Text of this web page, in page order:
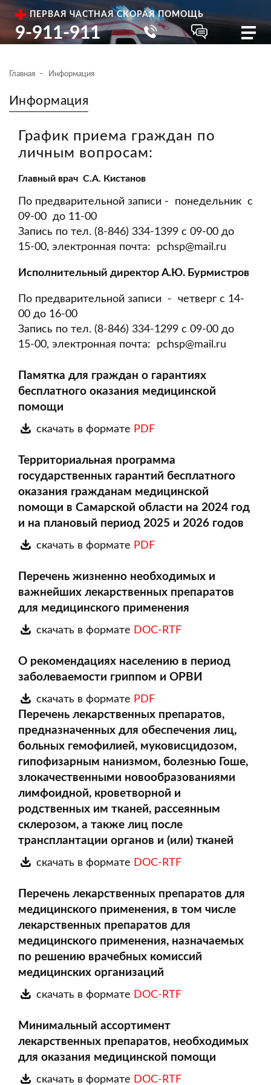
9-911-911
ПЕРВАЯ ЧАСТНАЯ СКОРАЯ ПОМОЩЬ
Главная Информация
Информация
График приема граждан по
личным вопросам:
Главный врач С.А. Кистанов
По предварительной записи - понедельник с
09-00 до 11-00
Запись по тел. (8-846) 334-1399 c 09-00 до
15-00, электронная почта: pchsp@mail.ru
Исполнительный директор А.Ю. Бурмистров
По предварительной записи - четверг с 14-
00 до 16-00
Запись по тел. (8-846) 334-1299 с 09-00 до
15-00, электронная почта: pchsp@mail.ru
Памятка для граждан о гарантиях
бесплатного оказания медицинской
помощи
скачать в формате PDF
Teppиториальная nporpaмма
rocyдарственных rapaнтий бесплатного
оказания rpaжданам медицинской
noмощи в Caмарской области нa 2024 год
и на плановый период 2025 и 2026 годов
скачать в формате PDF
Перечень жизненно необходимых и
важнейших лекарственных препаратов
для медицинского применения
скачать в формате DOC-RTF
О рекомендациях населению в период
заболеваемости гриппом и ОРВИ
скачать в формате PDF
Перечень лекарственных препаратов,
предназначенных для обеспечения лиц,
больных гемофилией, муковисцидозом,
гипофизарным нанизмом, болезнью Гоше,
злокачественными новообразованиями
лимфоидной, кроветворной и
родственных им тканей, рассеянным
склерозом, а также лиц после
трансплантации органов и (или) тканей
скачать в формате DOC-RTF
Перечень лекарственных препаратов для
медицинского применения, в том числе
лекарственных препаратов для
медицинского применения, назначаемых
по решению врачебных комиссий
медицинских организаций
скачать в формате DOC-RTF
Минимальный ассортимент
лекарственных препаратов, необходимых
для оказания медицинской помощи
скачать в формате DOC-RTF